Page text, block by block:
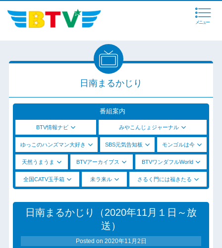
メニュー
日南まるかじり
番組案内
BTV情報ナビ みやこんじょジャーナル
ゆっこのハンズマン大好き SBS元気告知板 モンゴルは今
天然うまうま BTVアーカイブス BTVワンダフルWorld
全国CATV玉手箱 未ラ来ル さるく門には福きたる
日南まるかじり（2020年11月１日～放
送）
Posted on 2020年11月2日